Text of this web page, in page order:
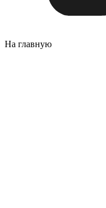
На главную